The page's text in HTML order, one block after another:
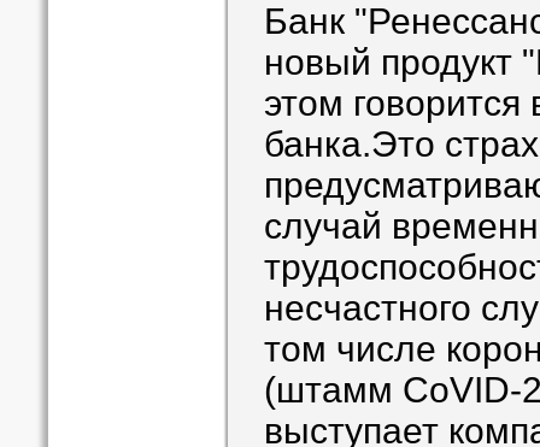
Банк
новый продукт
этом
банка.Это
случай
несчастного
том числе
(штамм CoVID-
выступает